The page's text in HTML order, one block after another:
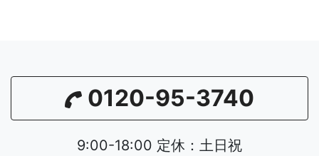
0120-95-3740
9:00-18:00 定休：土日祝